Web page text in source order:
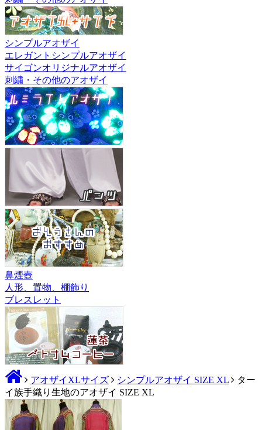
シンプルアオザイ
エレガントシンプルアオザイ
サイゴンオリジナルアオザイ
刺繍・その他のアオザイ
鼻煙壺
人形、置物、棚飾り
ブレスレット
アオザイXLサイズ シンプルアオザイ SIZE XL
ター
イ族手織り生地のアオザイ SIZE XL